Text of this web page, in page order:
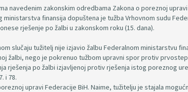
navedenim zakonskim odredbama Zakona o poreznoj
ministarstva finansija dopuštena je tužba Vrhovnom sudu
rješenje po žalbi u zakonskom roku (15. dana).
slučaju tužitelj nije izjavio žalbu Federalnom ministarstvu
žalbi, nego je pokrenuo tužbom upravni spor protiv
rješenja po žalbi izjavljenoj protiv rješenja istog poreznog
i 78.
upravi Federacije BiH. Naime, tužitelju je stajala